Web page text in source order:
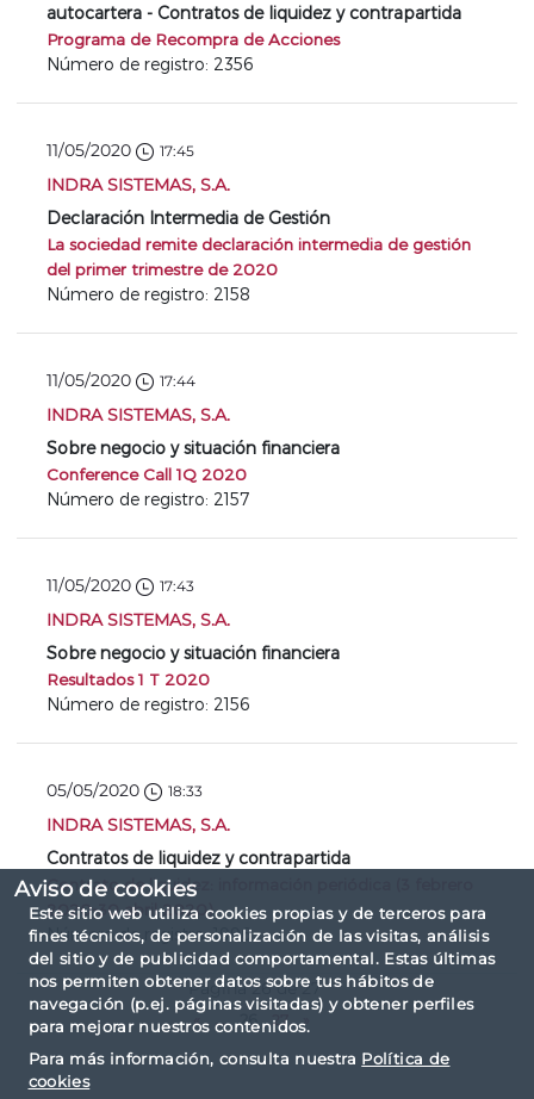
Aviso de cookies
Este sitio web utiliza cookies propias y de terceros para
fines técnicos, de personalización de las visitas, análisis
del sitio y de publicidad comportamental. Estas últimas
nos permiten obtener datos sobre tus hábitos de
navegación (p.ej. páginas visitadas) y obtener perfiles
para mejorar nuestros contenidos.
Para más información, consulta nuestra Política de
cookies
autocartera - Contratos de liquidez y contrapartida
Programa de Recompra de Acciones
Número de registro: 2356
11/05/2020 17:45
INDRA SISTEMAS, S.A.
Declaración Intermedia de Gestión
La sociedad remite declaración intermedia de gestión
del primer trimestre de 2020
Número de registro: 2158
11/05/2020 17:44
INDRA SISTEMAS, S.A.
Sobre negocio y situación financiera
Conference Call 1Q 2020
Número de registro: 2157
11/05/2020 17:43
INDRA SISTEMAS, S.A.
Sobre negocio y situación financiera
Resultados 1 T 2020
Número de registro: 2156
05/05/2020 18:33
INDRA SISTEMAS, S.A.
Contratos de liquidez y contrapartida
Contrato de liquidez: información periódica (3 febrero
2020-30 abril 2020)
Número de registro: 1996
Página 26 de 27
« ... 26 27 »